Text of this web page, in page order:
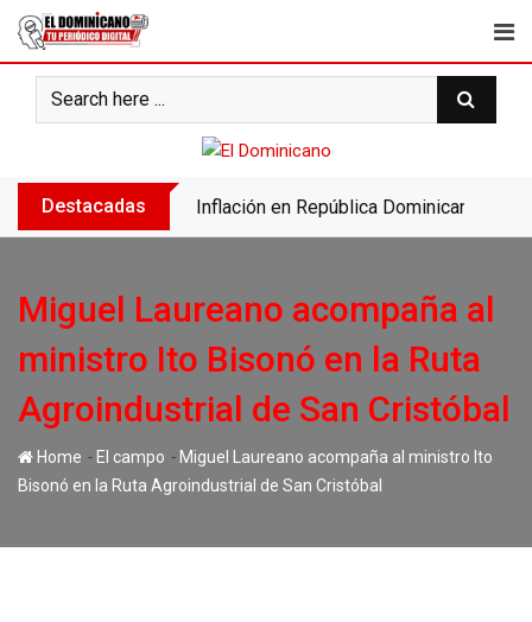
Skip
content
Destacadas Inflación en República Dominicana se
Miguel Laureano acompaña al
ministro Ito Bisonó en la Ruta
Agroindustrial de San Cristóbal
Home - El campo - Miguel Laureano acompaña al ministro Ito
Bisonó en la Ruta Agroindustrial de San Cristóbal